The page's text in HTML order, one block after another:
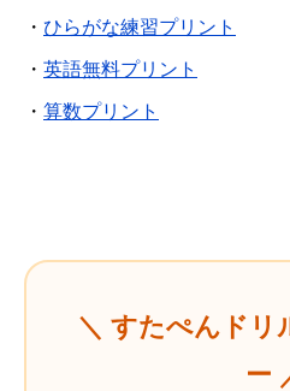
・ ひらがな練習プリント
・ 英語無料プリント
・ 算数プリント
＼ すたぺんドリ
ー